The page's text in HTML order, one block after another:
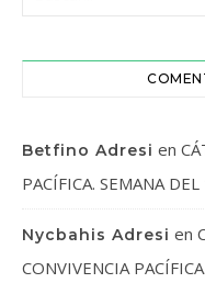
Betfino Adresi en
PACÍFICA. SEMANA
Nycbahis Adresi en
CONVIVENCIA